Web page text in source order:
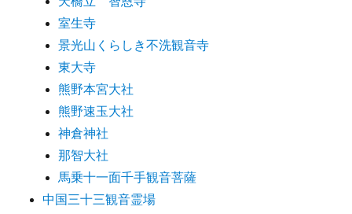
室生寺
景光山くらしき不洗観音寺
東大寺
熊野本宮大社
熊野速玉大社
神倉神社
那智大社
馬乗十一面千手観音菩薩
中国三十三観音霊場